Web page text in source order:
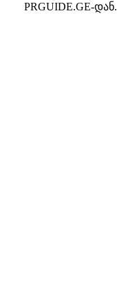
PRGUIDE.GE-დან.